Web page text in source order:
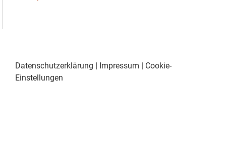
Datenschutzerklärung | Impressum | Cookie-
Einstellungen